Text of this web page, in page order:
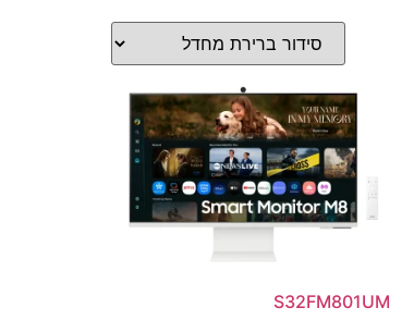
S32FM801UM